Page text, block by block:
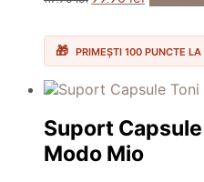
inițial
fost:
117.90 lei.
curent
99.90 lei.
PRIMEȘTI 100 PUNCTE
Suport
Modo Mio